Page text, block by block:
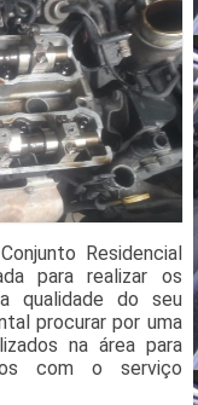
Residencial
para realizar os
qualidade do seu
procurar por uma
na área para
com o serviço